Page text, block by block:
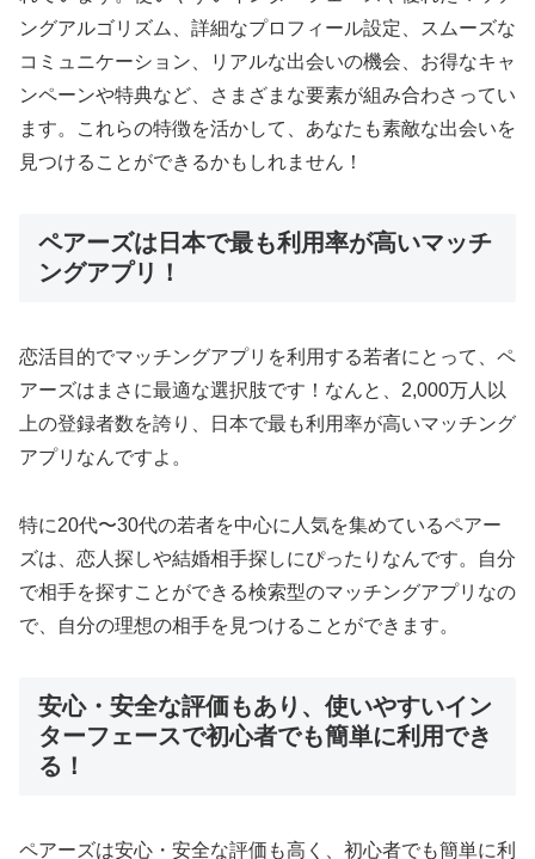
ングアルゴリズム、詳細なプロフィール設定、スムーズな
コミュニケーション、リアルな出会いの機会、お得なキャ
ンペーンや特典など、さまざまな要素が組み合わさってい
ます。これらの特徴を活かして、あなたも素敵な出会いを
見つけることができるかもしれません！
ペアーズは日本で最も利用率が高いマッチ
ングアプリ！
恋活目的でマッチングアプリを利用する若者にとって、ペ
アーズはまさに最適な選択肢です！なんと、2,000万人以
上の登録者数を誇り、日本で最も利用率が高いマッチング
アプリなんですよ。
特に20代〜30代の若者を中心に人気を集めているペアー
ズは、恋人探しや結婚相手探しにぴったりなんです。自分
で相手を探すことができる検索型のマッチングアプリなの
で、自分の理想の相手を見つけることができます。
安心・安全な評価もあり、使いやすいイン
ターフェースで初心者でも簡単に利用でき
る！
ペアーズは安心・安全な評価も高く、初心者でも簡単に利